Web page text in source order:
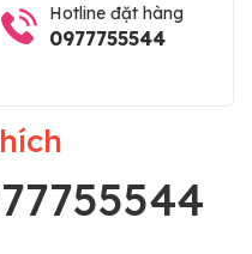
Hotline đặt hàng
0977755544